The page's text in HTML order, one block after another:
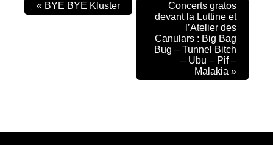
« BYE BYE Kluster
Concerts gratos
devant la Luttine et
l’Atelier des
Canulars : Big Bag
Bug – Tunnel Bitch
– Ubu – Pif –
Malakia »